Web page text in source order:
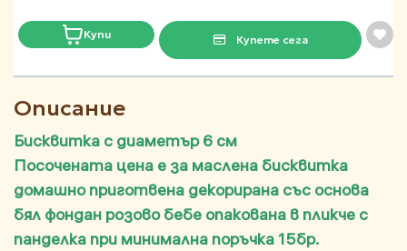
Купи Купете сега
Описание
Бисквитка с диаметър 6 см
Посочената цена е за маслена бисквитка
домашно приготвена декорирана със основа
бял фондан розово бебе опакована в пликче с
панделка при минимална поръчка 15бр.